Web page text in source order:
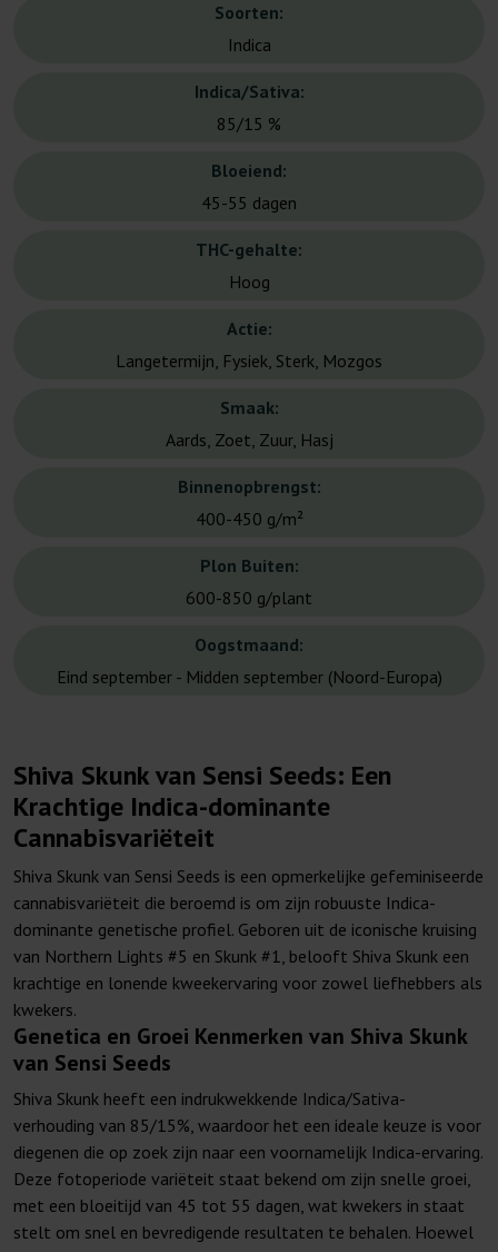
Soorten:
Indica
Indica/Sativa:
85/15 %
Bloeiend:
45-55 dagen
THC-gehalte:
Hoog
Actie:
Langetermijn, Fysiek, Sterk, Mozgos
Smaak:
Aards, Zoet, Zuur, Hasj
Binnenopbrengst:
400-450 g/m²
Plon Buiten:
600-850 g/plant
Oogstmaand:
Eind september - Midden september (Noord-Europa)
Shiva Skunk van Sensi Seeds: Een
Krachtige Indica-dominante
Cannabisvariëteit
Shiva Skunk van Sensi Seeds is een opmerkelijke gefeminiseerde
cannabisvariëteit die beroemd is om zijn robuuste Indica-
dominante genetische profiel. Geboren uit de iconische kruising
van Northern Lights #5 en Skunk #1, belooft Shiva Skunk een
krachtige en lonende kweekervaring voor zowel liefhebbers als
kwekers.
Genetica en Groei Kenmerken van Shiva Skunk
van Sensi Seeds
Shiva Skunk heeft een indrukwekkende Indica/Sativa-
verhouding van 85/15%, waardoor het een ideale keuze is voor
diegenen die op zoek zijn naar een voornamelijk Indica-ervaring.
Deze fotoperiode variëteit staat bekend om zijn snelle groei,
met een bloeitijd van 45 tot 55 dagen, wat kwekers in staat
stelt om snel en bevredigende resultaten te behalen. Hoewel